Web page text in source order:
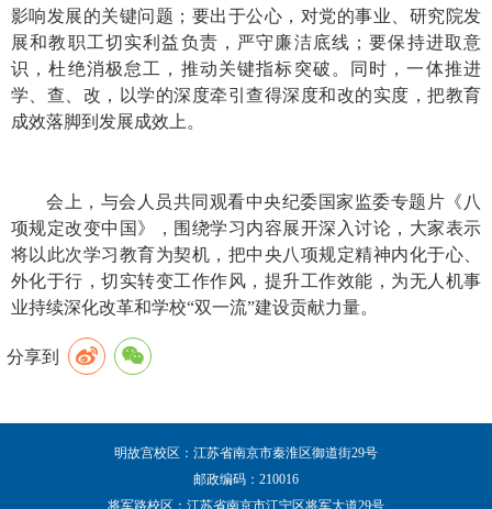
影响发展的关键问题；要出于公心，对党的事业、研究院发
展和教职工切实利益负责，严守廉洁底线；要保持进取意
识，杜绝消极怠工，推动关键指标突破。同时，一体推进
学、查、改，以学的深度牵引查得深度和改的实度，把教育
成效落脚到发展成效上。
会上，与会人员共同观看中央纪委国家监委专题片《八
项规定改变中国》，围绕学习内容展开深入讨论，大家表示
将以此次学习教育为契机，把中央八项规定精神内化于心、
外化于行，切实转变工作作风，提升工作效能，为无人机事
业持续深化改革和学校“双一流”建设贡献力量。
分享到
明故宫校区：江苏省南京市秦淮区御道街29号
邮政编码：210016
将军路校区：江苏省南京市江宁区将军大道29号